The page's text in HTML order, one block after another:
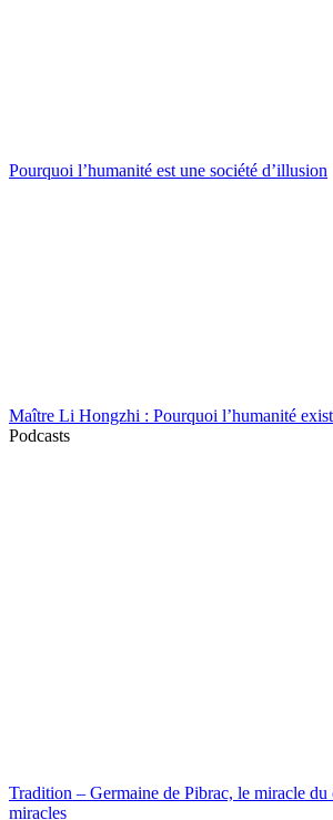
Pourquoi l’humanité est une société d’illusion
Maître Li Hongzhi : Pourquoi l’humanité
Podcasts
Tradition – Germaine de Pibrac, le miracle du
miracles